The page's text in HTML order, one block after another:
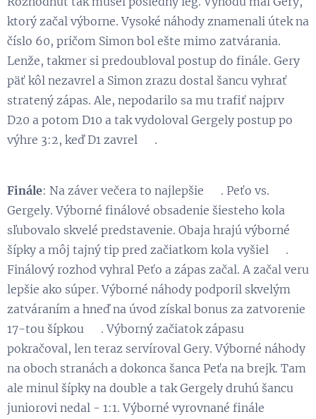
ktorý začal výborne. Vysoké náhody znamenali útek na
číslo 60, pričom Simon bol ešte mimo zatvárania.
Lenže, takmer si predoubloval postup do finále. Gery
päť kôl nezavrel a Simon zrazu dostal šancu vyhrať
stratený zápas. Ale, nepodarilo sa mu trafiť najprv
D20 a potom D10 a tak vydoloval Gergely postup po
výhre 3:2, keď D1 zavrel 😁.
Finále: Na záver večera to najlepšie 😃. Peťo vs.
Gergely. Výborné finálové obsadenie šiesteho kola
sľubovalo skvelé predstavenie. Obaja hrajú výborné
šípky a môj tajný tip pred začiatkom kola vyšiel 😁.
Finálový rozhod vyhral Peťo a zápas začal. A začal veru
lepšie ako súper. Výborné náhody podporil skvelým
zatváraním a hneď na úvod získal bonus za zatvorenie
17-tou šípkou 👏. Výborný začiatok zápasu
pokračoval, len teraz servíroval Gery. Výborné náhody
na oboch stranách a dokonca šanca Peťa na brejk. Tam
ale minul šípky na double a tak Gergely druhú šancu
juniorovi nedal - 1:1. Výborné vyrovnané finále